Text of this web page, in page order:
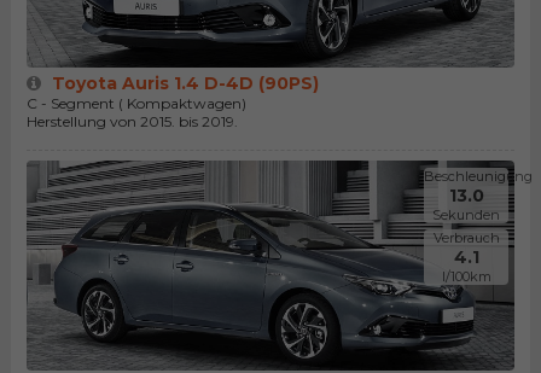
Toyota Auris 1.4 D-4D (90PS)
C - Segment ( Kompaktwagen)
Herstellung von 2015. bis 2019.
Beschleunigung
13.0
Sekunden
Verbrauch
4.1
l/100km